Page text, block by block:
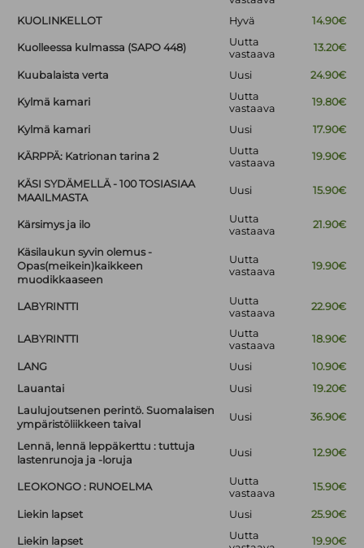
KUOLINKELLOT
Hyvä 14.90€
Kuolleessa kulmassa (SAPO 448)
Uutta
vastaava
13.20€
Kuubalaista verta Uusi 24.90€
Kylmä kamari
Uutta
vastaava
19.80€
Kylmä kamari Uusi 17.90€
KÄRPPÄ: Katrionan tarina 2
Uutta
vastaava
19.90€
KÄSI SYDÄMELLÄ - 100 TOSIASIAA
MAAILMASTA
Uusi 15.90€
Kärsimys ja ilo
Uutta
vastaava
21.90€
Käsilaukun syvin olemus -
Opas(meikein)kaikkeen
muodikkaaseen
Uutta
vastaava
19.90€
LABYRINTTI
Uutta
vastaava
22.90€
LABYRINTTI
Uutta
vastaava
18.90€
LANG Uusi
10.90€
Lauantai
Uusi
19.20€
Laulujoutsenen perintö. Suomalaisen
ympäristöliikkeen taival
Uusi 36.90€
Lennä, lennä leppäkerttu : tuttuja
lastenrunoja ja -loruja
Uusi 12.90€
LEOKONGO : RUNOELMA
Uutta
vastaava
15.90€
Liekin lapset Uusi 25.90€
Liekin lapset
Uutta
19.90€